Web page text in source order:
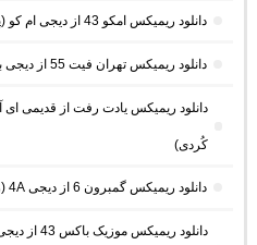
دانلود ریمیکس امکو 43 از دیجی ام کو (پادکست طولانی عاشقانه)
دانلود ریمیکس تهران فیت 55 از دیجی باربد و محمد موریانی
دانلود ریمیکس یادت رفت از قدیمی
کُردی)
دانلود ریمیکس گمبرون 6 از دیجی 4A (ریمیکس طولانی شاد بندری جنوبی)
دانلود